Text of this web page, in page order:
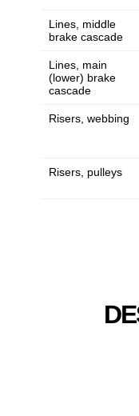
Lines, middle
brake cascade
Lines, main
(lower) brake
cascade
Risers, webbing
Risers, pulleys